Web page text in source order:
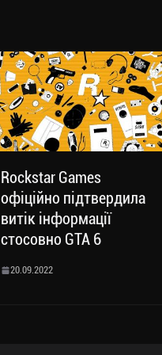
Rockstar Games
офіційно підтвердила
витік інформації
стосовно GTA 6
20.09.2022